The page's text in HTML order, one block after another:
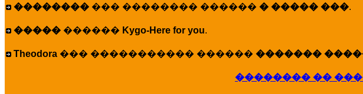
�������� ��� �������� ������ � ����� ���.
����� ������ Kygo-Here for you.
Theodora ��� ����������� ������ �������
�������� ��